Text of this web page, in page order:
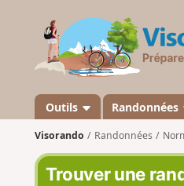
Outils Randonnées
Visorando Randonnées
Trouver une